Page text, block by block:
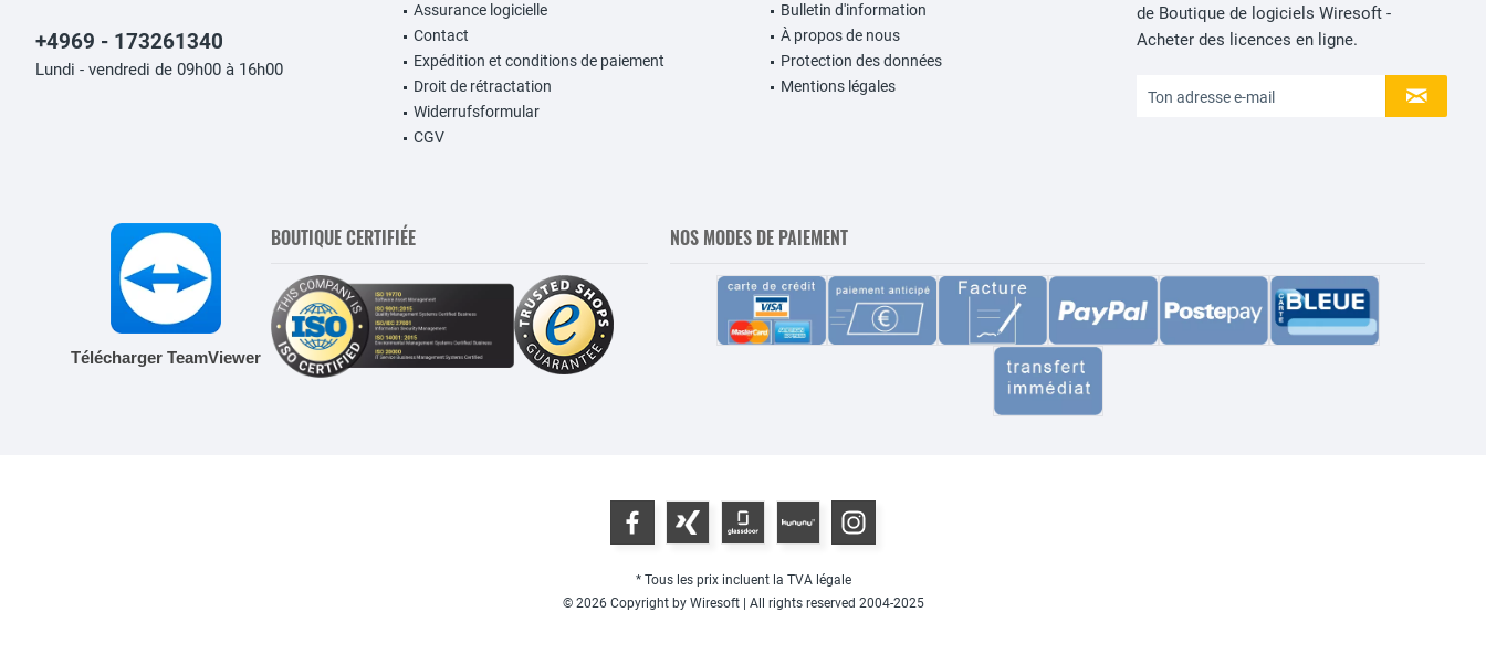
+4969 - 173261340
Lundi - vendredi de 09h00 à 16h00
Assurance logicielle
Contact
Expédition et conditions de paiement
Droit de rétractation
Widerrufsformular
CGV
Bulletin d'information
À propos de nous
Protection des données
Mentions légales
de Boutique de logiciels Wiresoft -
Acheter des licences en ligne.
Télécharger TeamViewer
BOUTIQUE CERTIFIÉE NOS MODES DE PAIEMENT
* Tous les prix incluent la TVA légale
© 2026 Copyright by Wiresoft | All rights reserved 2004-2025